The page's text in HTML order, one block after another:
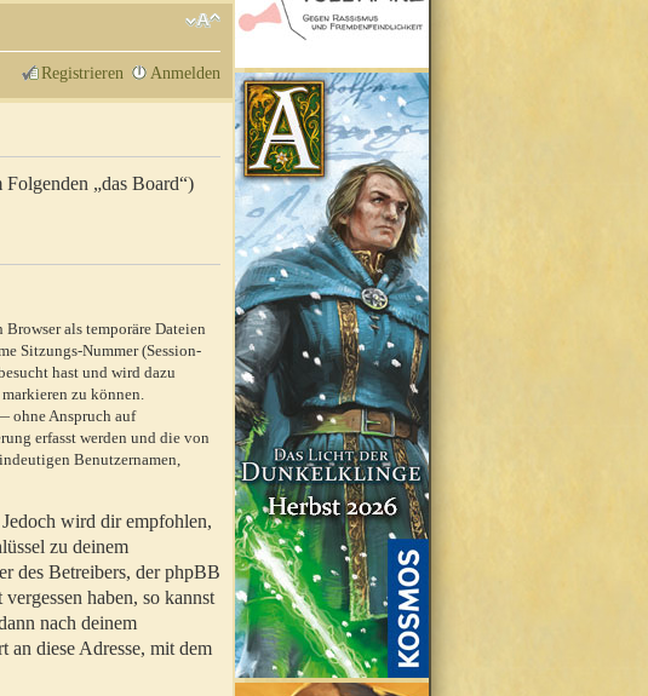
Registrieren Anmelden
„das Board“)
als temporäre Dateien
Sitzungs-Nummer (Session-
hast und wird dazu
zu können.
ohne Anspruch auf
erfasst werden und die von
Benutzernamen,
wird dir empfohlen,
zu deinem
des Betreibers, der phpBB
haben, so kannst
nach deinem
an diese Adresse, mit dem